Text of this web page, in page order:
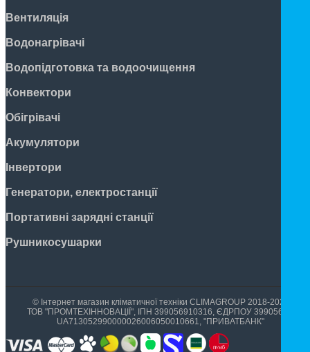
Вентиляція
Водонагрівачі
Водопідготовка та водоочищення
Конвектори
Обігрівачі
Акумулятори
Інвертори
Генератори, електростанції
Портативні зарядні станції
Рушникосушарки
© Інтернет магазин кліматичної техніки CLIMAGROUP 2018-2026
ТОВ "ПРОМТЕХІННОВАЦІЇ", ІПН 399056910316, ЄДРПОУ 39905699,
UA713052990000026006050010661, "ПРИВАТБАНК"